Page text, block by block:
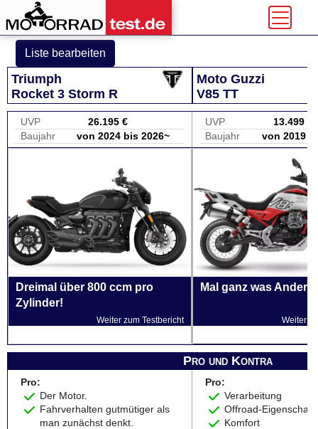
Liste bearbeiten
Triumph
Rocket 3 Storm R
Moto Guzzi
V85 TT
UVP
26.195 €
Baujahr
von 2024 bis 2026~
UVP
13.499 €
Baujahr
von 2019
Dreimal über 800 ccm pro
Zylinder!
Weiter zum Testbericht
Mal ganz was
Weiter
Pro und Kontra
Pro:
Der Motor.
Fahrverhalten gutmütiger als
man zunächst denkt.
Pro:
Verarbeitung
Offroad-
Komfort